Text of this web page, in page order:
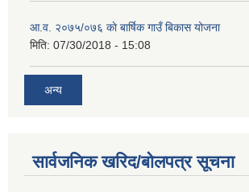
आ.व. २०७५/०७६ काे बार्षिक गाउँ बिकास योजना
मिति: 07/30/2018 - 15:08
अन्य
सार्वजनिक खरिद/बोलपत्र सूचना